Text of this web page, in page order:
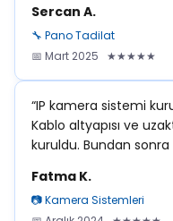
Sercan A.
🔧 Pano Tadilat
📅 Mart 2025 ★★★★★
“IP kamera sistemi
Kablo altyapısı ve
kuruldu. Bundan
Fatma K.
📷 Kamera Sistemleri